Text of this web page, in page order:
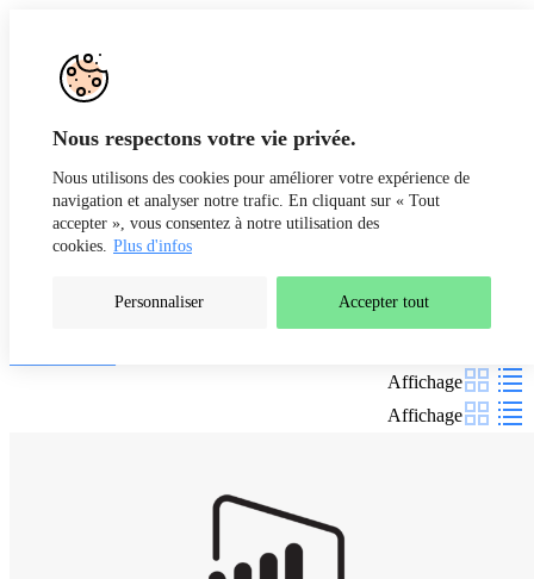
Nous respectons votre vie privée.
Nous utilisons des cookies pour améliorer votre expérience de
navigation et analyser notre trafic. En cliquant sur « Tout
accepter », vous consentez à notre utilisation des
cookies. Plus d'infos
Personnaliser Accepter tout
Affichage
Affichage